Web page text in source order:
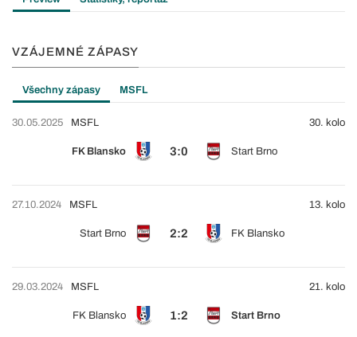
VZÁJEMNÉ ZÁPASY
Všechny zápasy MSFL
30.05.2025
FK Blansko 3:0 Start Brno
MSFL 30. kolo
27.10.2024
Start Brno 2:2 FK Blansko
MSFL 13. kolo
29.03.2024
FK Blansko 1:2 Start Brno
MSFL 21. kolo